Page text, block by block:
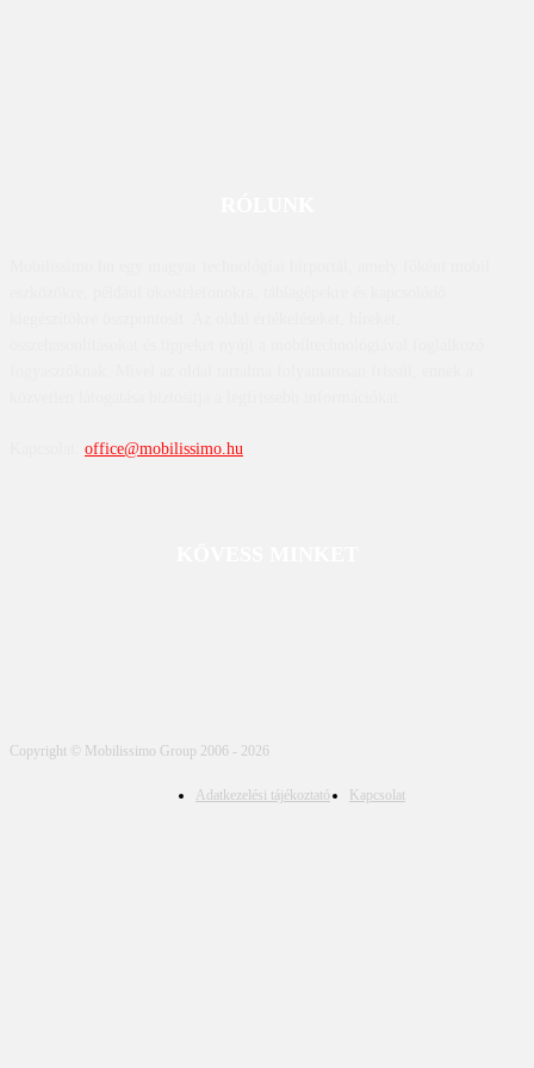
office@mobilissimo.hu
Copyright © Mobilissimo Group 2006 - 2026
Adatkezelési tájékoztató Kapcsolat